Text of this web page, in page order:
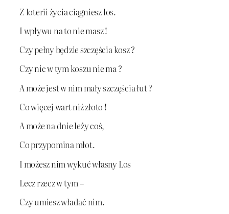
Z loterii życia ciągniesz los.
I wpływu na to nie masz !
Czy pełny będzie szczęścia kosz ?
Czy nic w tym koszu nie ma ?
A może jest w nim mały szczęścia łut ?
Co więcej wart niż złoto !
A może na dnie leży coś,
Co przypomina młot.
I możesz nim wykuć własny Los
Lecz rzecz w tym –
Czy umiesz władać nim.